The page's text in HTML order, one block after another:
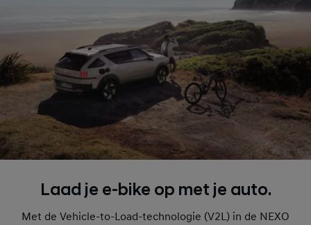
Laad je e-bike op met je auto.
Met de Vehicle-to-Load-technologie (V2L) in de NEXO